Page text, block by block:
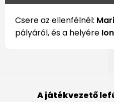
Csere az ellenfélnél:
pályáról, és a helyére
A játékvezető